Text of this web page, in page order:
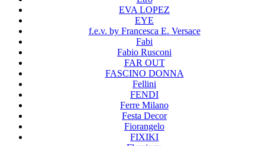
EVA LOPEZ
EYE
f.e.v. by Francesca E. Versace
Fabi
Fabio Rusconi
FAR OUT
FASCINO DONNA
Fellini
FENDI
Ferre Milano
Festa Decor
Fiorangelo
FIXIKI